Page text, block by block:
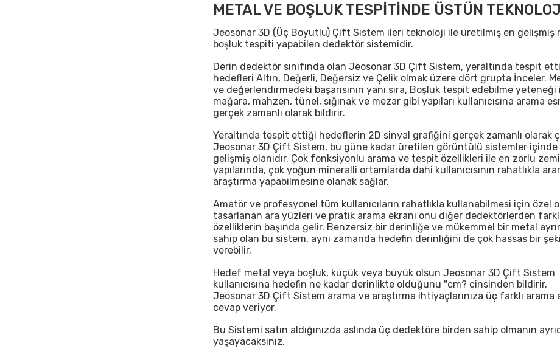
METAL VE BOŞLUK TESPİTİNDE ÜSTÜN
Jeosonar 3D (Üç Boyutlu) Çift Sistem ileri teknoloji ile üretilmiş en gelişmiş
boşluk tespiti yapabilen dedektör sistemidir.
Derin dedektör sınıfında olan Jeosonar 3D Çift Sistem, yeraltında tespit
hedefleri Altın, Değerli, Değersiz ve Çelik olmak üzere dört grupta İnceler.
ve değerlendirmedeki başarısının yanı sıra, Boşluk tespit edebilme yeteneği
mağara, mahzen, tünel, sığınak ve mezar gibi yapıları kullanıcısına arama
gerçek zamanlı olarak bildirir.
Yeraltında tespit ettiği hedeflerin 2D sinyal grafiğini gerçek zamanlı olarak
Jeosonar 3D Çift Sistem, bu güne kadar üretilen görüntülü sistemler içinde
gelişmiş olanıdır. Çok fonksiyonlu arama ve tespit özellikleri ile en zorlu
yapılarında, çok yoğun mineralli ortamlarda dahi kullanıcısının rahatlıkla
araştırma yapabilmesine olanak sağlar.
Amatör ve profesyonel tüm kullanıcıların rahatlıkla kullanabilmesi için özel
tasarlanan ara yüzleri ve pratik arama ekranı onu diğer dedektörlerden
özelliklerin başında gelir. Benzersiz bir derinliğe ve mükemmel bir metal
sahip olan bu sistem, aynı zamanda hedefin derinliğini de çok hassas bir
verebilir.
Hedef metal veya boşluk, küçük veya büyük olsun Jeosonar 3D Çift Sistem
kullanıcısına hedefin ne kadar derinlikte olduğunu "cm? cinsinden bildirir.
Jeosonar 3D Çift Sistem arama ve araştırma ihtiyaçlarınıza üç farklı arama
cevap veriyor.
Bu Sistemi satın aldığınızda aslında üç dedektöre birden sahip olmanın
yaşayacaksınız.